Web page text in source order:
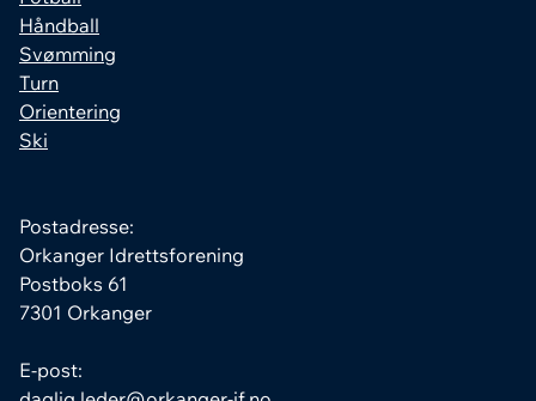
Håndball
Svømming
Turn
Orientering
Ski
Postadresse:
Orkanger Idrettsforening
Postboks 61
7301 Orkanger
E-post: